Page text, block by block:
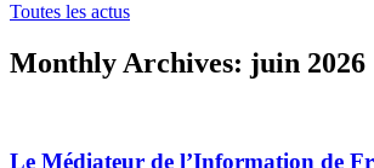
Toutes les actus
Monthly Archives: juin 2026
Le Médiateur de l’Information de